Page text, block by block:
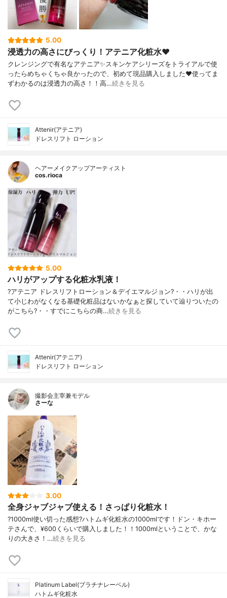
5.00
浸透力の高さにびっくり！アテニア化粧水❤️
クレンジングで有名なアテニア✨スキンケアシリーズをトライアルで使
ったらめちゃくちゃ良かったので、初めて現品購入しました❤️使ってま
ずわかるのは浸透力の高さ！！高…続きを見る
Attenir(アテニア)
ドレスリフト ローション
ヘアーメイクアップアーティスト
cos.rioca
5.00
ハリがアップする化粧水乳液！
?アテニア ドレスリフトローション＆デイエマルジョン?・・ハリが出
て小じわがなくなる基礎化粧品はないかなぁと探していて辿りついたの
がこちら?・・すでにこちらの商…続きを見る
Attenir(アテニア)
ドレスリフト ローション
撮影会主宰兼モデル
さーな
3.00
全身ジャブジャブ使える！さっぱり化粧水！
?1000ml使い切った感想?ハトムギ化粧水の1000mlです！ドン・キホー
テさんで、¥600くらいで購入しました！！1000mlということで、かな
りの大きさ！…続きを見る
Platinum Label(プラチナレーベル)
ハトムギ化粧水